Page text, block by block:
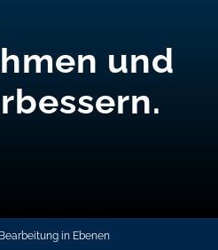
und
Bearbeitung in Ebenen